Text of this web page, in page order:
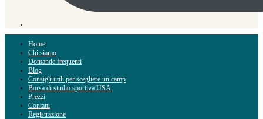
Home
Chi siamo
Domande frequenti
Blog
Consigli utili per scegliere un camp
Borsa di studio sportiva USA
Prezzi
Contatti
Registrazione